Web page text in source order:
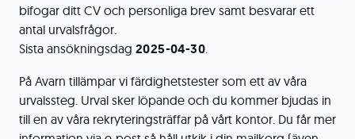
bifogar ditt CV och personliga brev samt besvarar ett
antal urvalsfrågor.
Sista ansökningsdag 2025-04-30.
På Avarn tillämpar vi färdighetstester som ett av våra
urvalssteg. Urval sker löpande och du kommer bjudas in
till en av våra rekryteringsträffar på vårt kontor. Du får mer